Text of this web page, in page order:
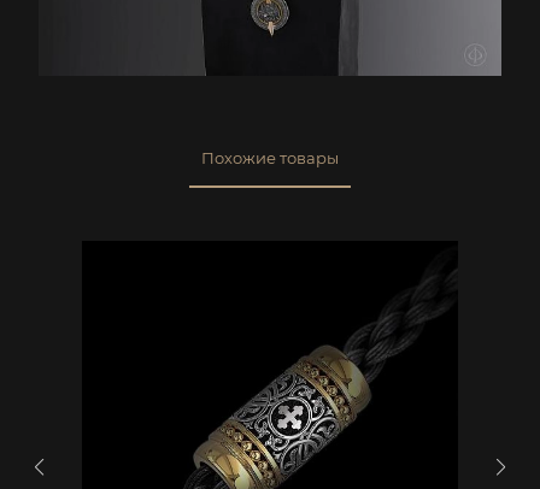
Похожие товары